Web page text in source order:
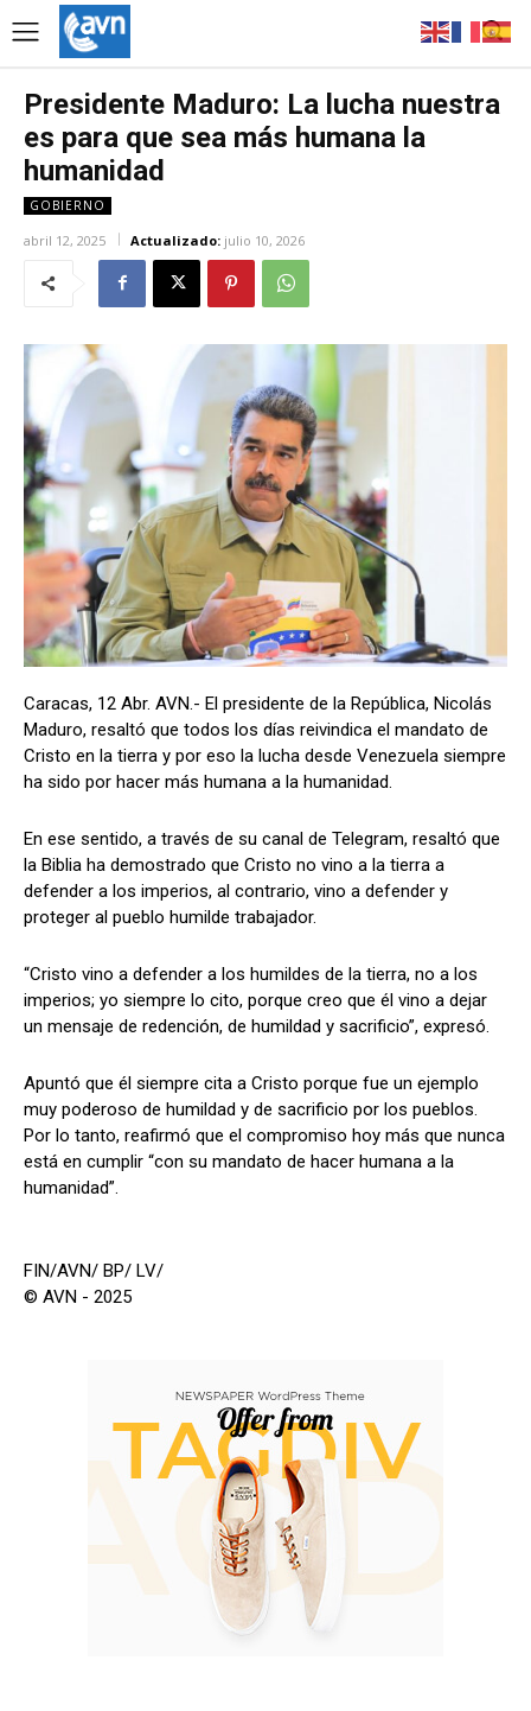
Presidente Maduro: La lucha nuestra
es para que sea más humana la
humanidad
GOBIERNO
abril 12, 2025 Actualizado: julio 10, 2026
Caracas, 12 Abr. AVN.- El presidente de la República, Nicolás
Maduro, resaltó que todos los días reivindica el mandato de
Cristo en la tierra y por eso la lucha desde Venezuela siempre
ha sido por hacer más humana a la humanidad.
En ese sentido, a través de su canal de Telegram, resaltó que
la Biblia ha demostrado que Cristo no vino a la tierra a
defender a los imperios, al contrario, vino a defender y
proteger al pueblo humilde trabajador.
“Cristo vino a defender a los humildes de la tierra, no a los
imperios; yo siempre lo cito, porque creo que él vino a dejar
un mensaje de redención, de humildad y sacrificio”, expresó.
Apuntó que él siempre cita a Cristo porque fue un ejemplo
muy poderoso de humildad y de sacrificio por los pueblos.
Por lo tanto, reafirmó que el compromiso hoy más que nunca
está en cumplir “con su mandato de hacer humana a la
humanidad”.
FIN/AVN/ BP/ LV/
© AVN - 2025